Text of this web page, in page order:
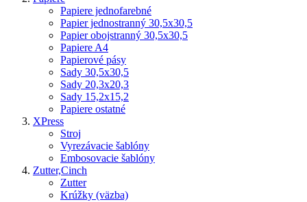
Papiere jednofarebné
Papier jednostranný 30,5x30,5
Papier obojstranný 30,5x30,5
Papiere A4
Papierové pásy
Sady 30,5x30,5
Sady 20,3x20,3
Sady 15,2x15,2
Papiere ostatné
XPress
Stroj
Vyrezávacie šablóny
Embosovacie šablóny
Zutter,Cinch
Zutter
Krúžky (väzba)